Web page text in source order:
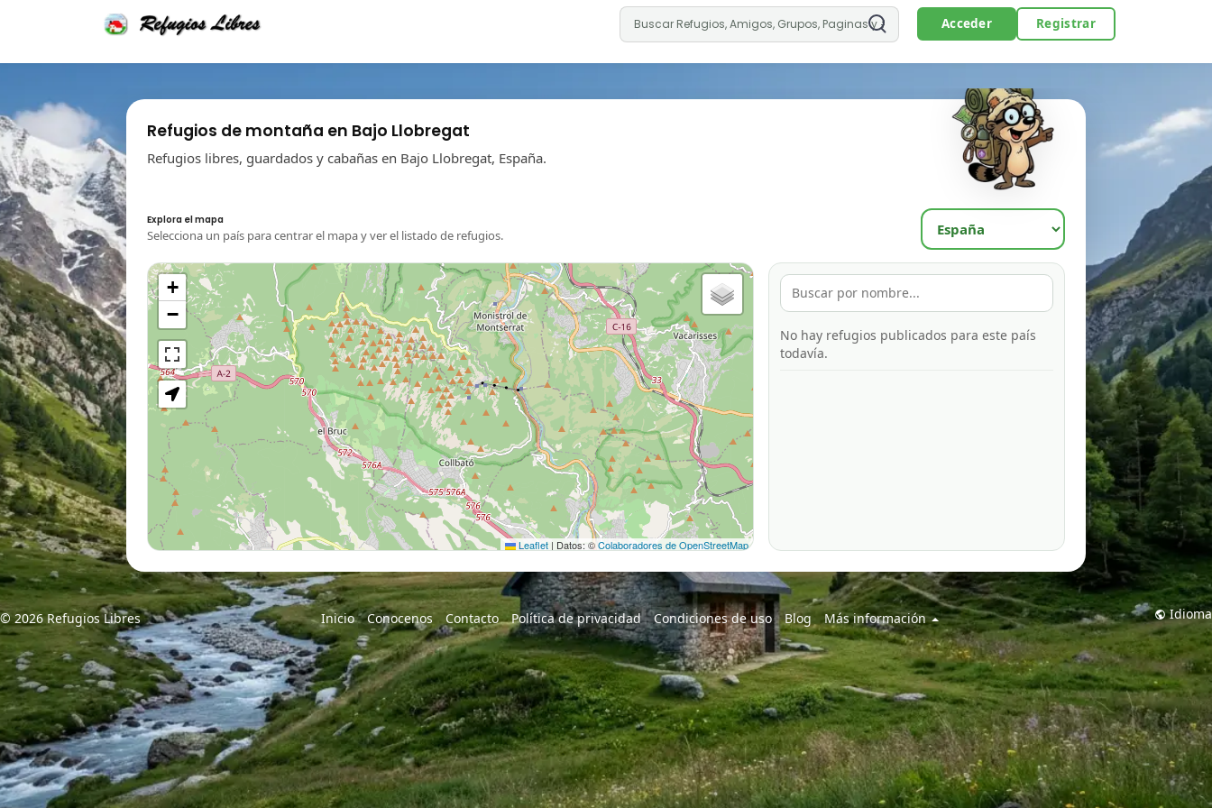
Acceder Registrar
Refugios de montaña en Bajo Llobregat
Refugios libres, guardados y cabañas en Bajo Llobregat, España.
Explora el mapa
Selecciona un país para centrar el mapa y ver el listado de refugios.
+
−
Leaflet | Datos: ©Colaboradores de OpenStreetMap
No hay refugios publicados para este país
todavía.
© 2026 Refugios Libres Inicio Conocenos Contacto Política de privacidad Condiciones de uso Blog Más información Idioma